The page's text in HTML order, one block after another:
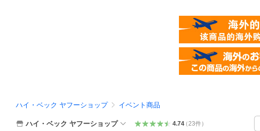
ハイ・ベック ヤフーショップ イベント商品
ハイ・ベック ヤフーショップ 4.74（23件）